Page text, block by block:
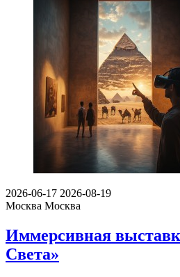
2026-06-17 2026-08-19
Москва Москва
Иммерсивная
Света»